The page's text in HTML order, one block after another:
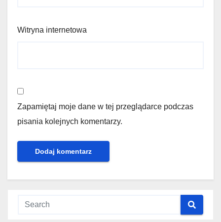
Witryna internetowa
Zapamiętaj moje dane w tej przeglądarce podczas
pisania kolejnych komentarzy.